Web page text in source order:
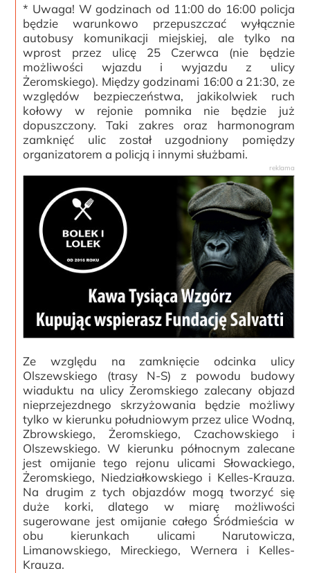
* Uwaga! W godzinach od 11:00 do 16:00 policja
będzie warunkowo przepuszczać wyłącznie
autobusy komunikacji miejskiej, ale tylko na
wprost przez ulicę 25 Czerwca (nie będzie
możliwości wjazdu i wyjazdu z ulicy
Żeromskiego). Między godzinami 16:00 a 21:30, ze
względów bezpieczeństwa, jakikolwiek ruch
kołowy w rejonie pomnika nie będzie już
dopuszczony. Taki zakres oraz harmonogram
zamknięć ulic został uzgodniony pomiędzy
organizatorem a policją i innymi służbami.
Ze względu na zamknięcie odcinka ulicy
Olszewskiego (trasy N-S) z powodu budowy
wiaduktu na ulicy Żeromskiego zalecany objazd
nieprzejezdnego skrzyżowania będzie możliwy
tylko w kierunku południowym przez ulice Wodną,
Zbrowskiego, Żeromskiego, Czachowskiego i
Olszewskiego. W kierunku północnym zalecane
jest omijanie tego rejonu ulicami Słowackiego,
Żeromskiego, Niedziałkowskiego i Kelles-Krauza.
Na drugim z tych objazdów mogą tworzyć się
duże korki, dlatego w miarę możliwości
sugerowane jest omijanie całego Śródmieścia w
obu kierunkach ulicami Narutowicza,
Limanowskiego, Mireckiego, Wernera i Kelles-
Krauza.